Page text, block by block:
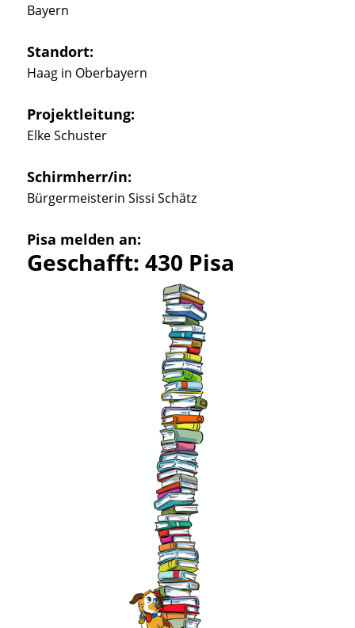
Bayern
Standort:
Haag in Oberbayern
Projektleitung:
Elke Schuster
Schirmherr/in:
Bürgermeisterin Sissi Schätz
Pisa melden an:
Geschafft: 430 Pisa